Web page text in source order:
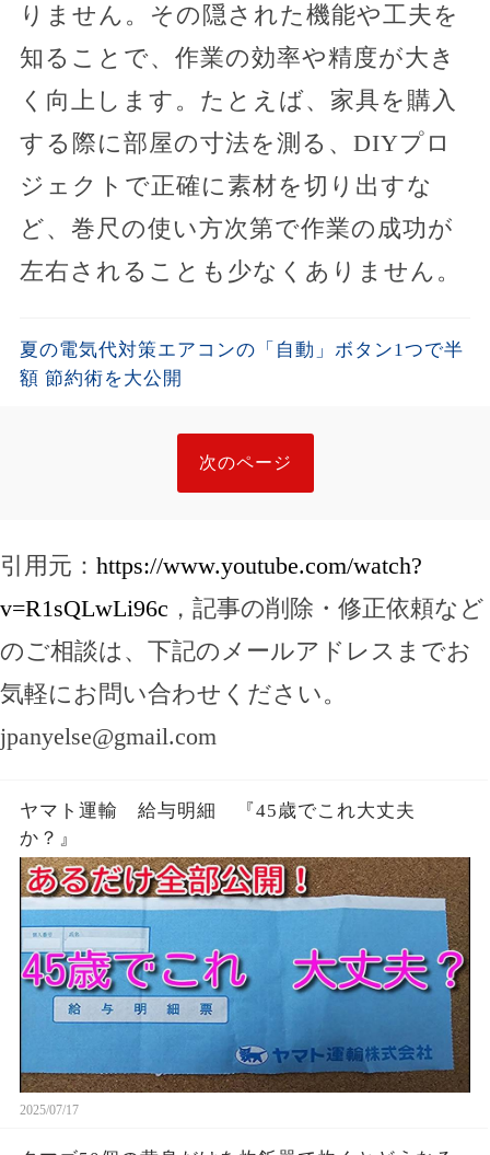
りません。その隠された機能や工夫を
知ることで、作業の効率や精度が大き
く向上します。たとえば、家具を購入
する際に部屋の寸法を測る、DIYプロ
ジェクトで正確に素材を切り出すな
ど、巻尺の使い方次第で作業の成功が
左右されることも少なくありません。
夏の電気代対策エアコンの「自動」ボタン1つで半
額 節約術を大公開
次のページ
引用元： https://www.youtube.com/watch?
v=R1sQLwLi96c ，記事の削除・修正依頼など
のご相談は、下記のメールアドレスまでお
気軽にお問い合わせください。
jpanyelse@gmail.com
ヤマト運輸 給与明細 『45歳でこれ大丈夫
か？』
2025/07/17